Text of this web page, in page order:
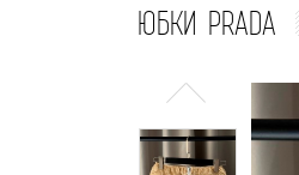
ЮБКИ PRADA